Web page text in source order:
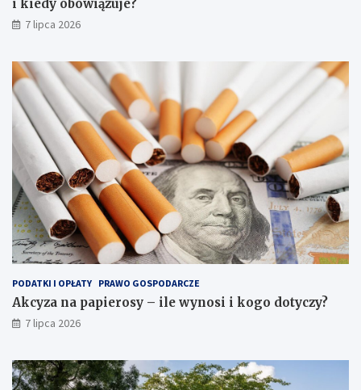
i kiedy obowiązuje?
7 lipca 2026
PODATKI I OPŁATY PRAWO GOSPODARCZE
Akcyza na papierosy – ile wynosi i kogo dotyczy?
7 lipca 2026